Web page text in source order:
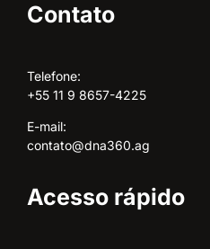
Contato
Telefone:
+55 11 9 8657-4225
E-mail:
contato@dna360.ag
Acesso rápido